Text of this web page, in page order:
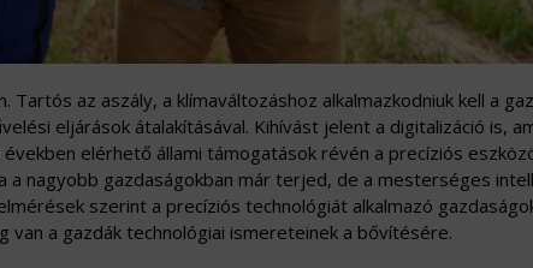
az aszály, a klímaváltozáshoz alkalmazkodniuk kell a
eljárások átalakításával. Kihívást jelent a digitalizáció is,
elérhető állami támogatások révén a precíziós
nagyobb gazdaságokban már terjed, de a mesterséges
szerint a precíziós technológiát alkalmazó
a gazdák technológiai ismereteinek a bővítésére.